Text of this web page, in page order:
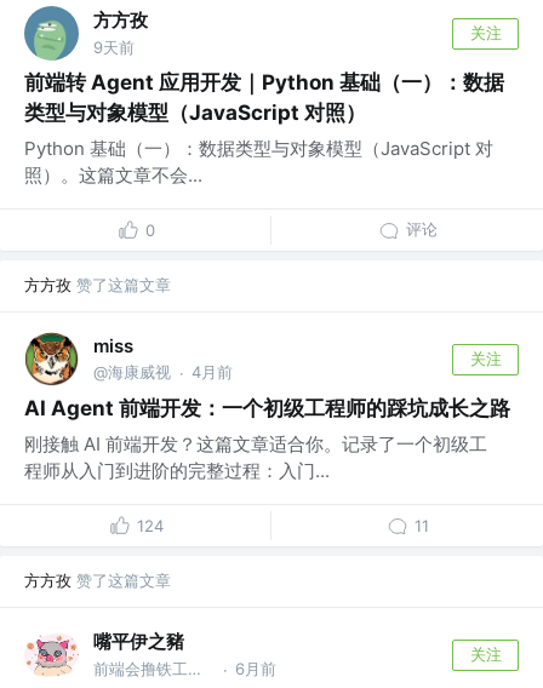
方方孜
9天前
关注
前端转 Agent 应用开发｜Python 基础（一）：数据
类型与对象模型（JavaScript 对照）
Python 基础（一）：数据类型与对象模型（JavaScript 对
照）。这篇文章不会...
0 评论
方方孜 赞了这篇文章
miss
@海康威视 · 4月前
关注
AI Agent 前端开发：一个初级工程师的踩坑成长之路
刚接触 AI 前端开发？这篇文章适合你。记录了一个初级工
程师从入门到进阶的完整过程：入门...
124 11
方方孜 赞了这篇文章
嘴平伊之豬
前端会撸铁工程师 @鬼杀队 · 6月前
关注